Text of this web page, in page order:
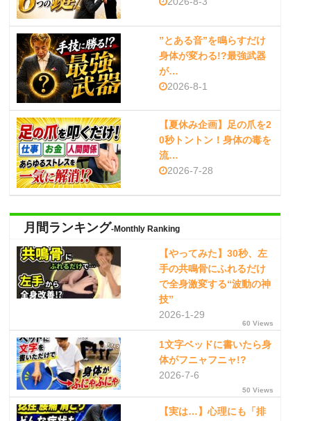
”とある音”を鳴らすだけ
身体が変わる!?最強武器
が…
2026-8-1
【夏休み企画】足の爪を2
0秒トントン！身体の毒を
流…
2026-7-28
月間ランキング-Monthly Ranking
【やってみた】30秒、左
手の共鳴骨にふれるだけ
で全身激変する“波動の神
技”
2026-1-29
60 Views
1文字ベッドに書いたら身
体がフニャフニャ!?
2026-7-6
50 Views
【実は…】心理にも「排